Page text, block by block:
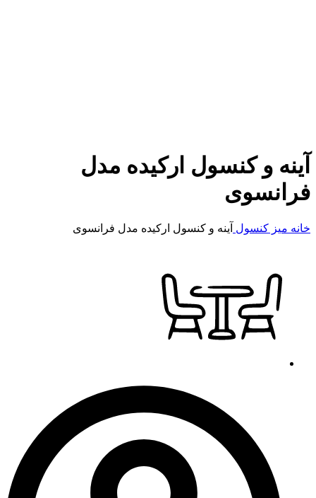
آینه و کنسول ارکیده مدل
فرانسوی
خانه میز کنسول آینه و کنسول ارکیده مدل فرانسوی